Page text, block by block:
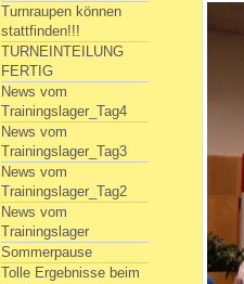
Turnraupen können
stattfinden!!!
TURNEINTEILUNG
FERTIG
News vom
Trainingslager_Tag4
News vom
Trainingslager_Tag3
News vom
Trainingslager_Tag2
News vom
Trainingslager
Sommerpause
Tolle Ergebnisse beim